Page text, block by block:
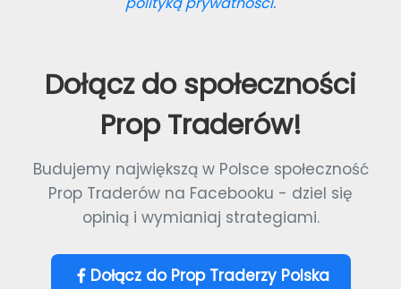
Dołącz do społeczności
Prop Traderów!
Budujemy największą w Polsce społeczność
Prop Traderów na Facebooku - dziel się
opinią i wymianiaj strategiami.
Dołącz do Prop Traderzy Polska